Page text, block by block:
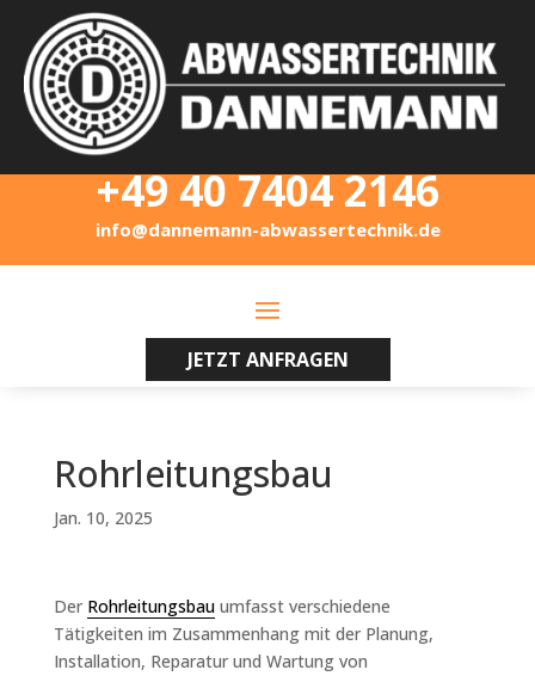
+49 40 7404 2146
info@dannemann-abwassertechnik.de
JETZT ANFRAGEN
Rohrleitungsbau
Jan. 10, 2025
Der Rohrleitungsbauumfasst verschiedene
Tätigkeiten im Zusammenhang mit der Planung,
Installation, Reparatur und Wartung von